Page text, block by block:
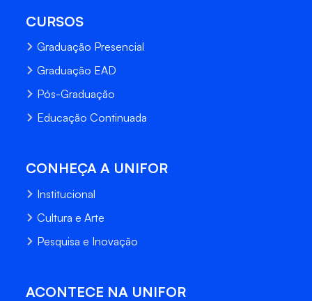
CURSOS
Graduação Presencial
Graduação EAD
Pós-Graduação
Educação Continuada
CONHEÇA A UNIFOR
Institucional
Cultura e Arte
Pesquisa e Inovação
ACONTECE NA UNIFOR